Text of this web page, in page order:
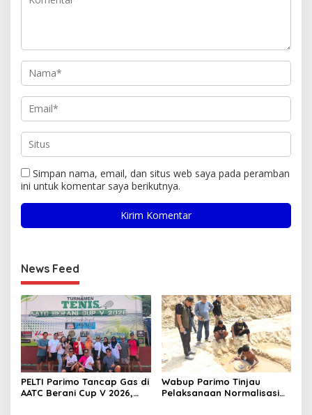
Simpan nama, email, dan situs web saya pada peramban
ini untuk komentar saya berikutnya.
News Feed
PELTI Parimo Tancap Gas di
AATC Berani Cup V 2026,
Wabup Parimo Tinjau
Pelaksanaan Normalisasi